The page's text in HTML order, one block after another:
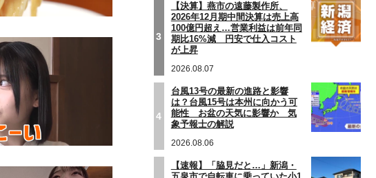
3
【決算】燕市の遠藤製作所、
2026年12月期中間決算は売上高
100億円超え…営業利益は前年同
期比16%減 円安で仕入コスト
が上昇
2026.08.07
4
台風13号の最新の進路と影響
は？台風15号は本州に向かう可
能性 お盆の天気に影響か 気
象予報士の解説
2026.08.06
【速報】「脇見だと…」新潟・